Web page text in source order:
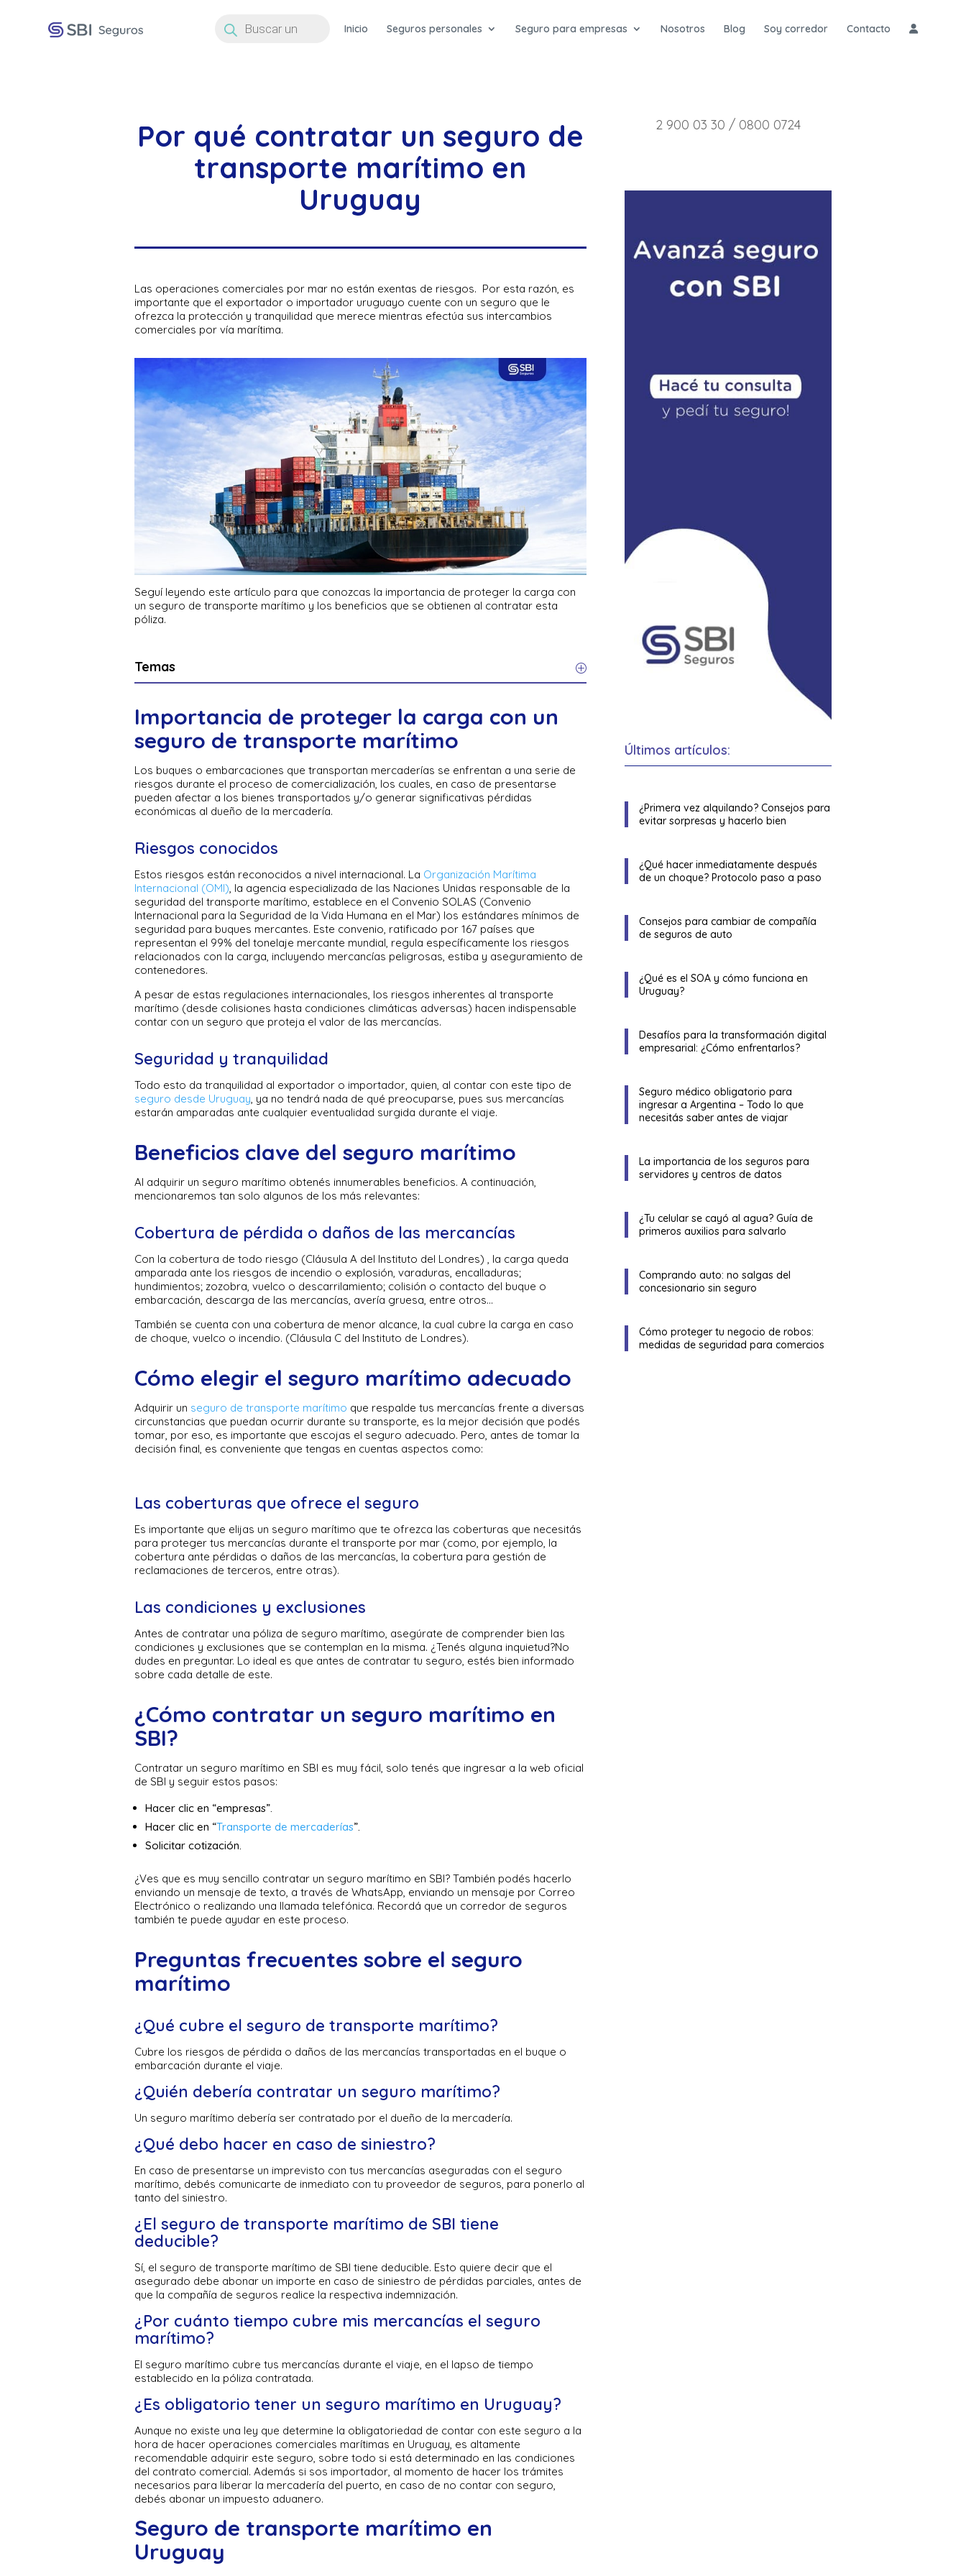
de
productos
Inicio Seguros personales Seguro para empresas Nosotros Blog Soy corredor Contacto
Por qué contratar un seguro de
transporte marítimo en
Uruguay
Las operaciones comerciales por mar no están exentas de riesgos. Por esta razón, es
importante que el exportador o importador uruguayo cuente con un seguro que le
ofrezca la protección y tranquilidad que merece mientras efectúa sus intercambios
comerciales por vía marítima.
Seguí leyendo este artículo para que conozcas la importancia de proteger la carga con
un seguro de transporte marítimo y los beneficios que se obtienen al contratar esta
póliza.
Temas
Importancia de proteger la carga con un
seguro de transporte marítimo
Los buques o embarcaciones que transportan mercaderías se enfrentan a una serie de
riesgos durante el proceso de comercialización, los cuales, en caso de presentarse
pueden afectar a los bienes transportados y/o generar significativas pérdidas
económicas al dueño de la mercadería.
Riesgos conocidos
Estos riesgos están reconocidos a nivel internacional. La Organización Marítima
Internacional (OMI), la agencia especializada de las Naciones Unidas responsable de la
seguridad del transporte marítimo, establece en el Convenio SOLAS (Convenio
Internacional para la Seguridad de la Vida Humana en el Mar) los estándares mínimos de
seguridad para buques mercantes. Este convenio, ratificado por 167 países que
representan el 99% del tonelaje mercante mundial, regula específicamente los riesgos
relacionados con la carga, incluyendo mercancías peligrosas, estiba y aseguramiento de
contenedores.
A pesar de estas regulaciones internacionales, los riesgos inherentes al transporte
marítimo (desde colisiones hasta condiciones climáticas adversas) hacen indispensable
contar con un seguro que proteja el valor de las mercancías.
Seguridad y tranquilidad
Todo esto da tranquilidad al exportador o importador, quien, al contar con este tipo de
seguro desde Uruguay, ya no tendrá nada de qué preocuparse, pues sus mercancías
estarán amparadas ante cualquier eventualidad surgida durante el viaje.
Beneficios clave del seguro marítimo
Al adquirir un seguro marítimo obtenés innumerables beneficios. A continuación,
mencionaremos tan solo algunos de los más relevantes:
Cobertura de pérdida o daños de las mercancías
Con la cobertura de todo riesgo (Cláusula A del Instituto del Londres) , la carga queda
amparada ante los riesgos de incendio o explosión, varaduras, encalladuras;
hundimientos; zozobra, vuelco o descarrilamiento; colisión o contacto del buque o
embarcación, descarga de las mercancías, avería gruesa, entre otros…
También se cuenta con una cobertura de menor alcance, la cual cubre la carga en caso
de choque, vuelco o incendio. (Cláusula C del Instituto de Londres).
Cómo elegir el seguro marítimo adecuado
Adquirir un seguro de transporte marítimo que respalde tus mercancías frente a diversas
circunstancias que puedan ocurrir durante su transporte, es la mejor decisión que podés
tomar, por eso, es importante que escojas el seguro adecuado. Pero, antes de tomar la
decisión final, es conveniente que tengas en cuentas aspectos como:
Las coberturas que ofrece el seguro
Es importante que elijas un seguro marítimo que te ofrezca las coberturas que necesitás
para proteger tus mercancías durante el transporte por mar (como, por ejemplo, la
cobertura ante pérdidas o daños de las mercancías, la cobertura para gestión de
reclamaciones de terceros, entre otras).
Las condiciones y exclusiones
Antes de contratar una póliza de seguro marítimo, asegúrate de comprender bien las
condiciones y exclusiones que se contemplan en la misma. ¿Tenés alguna inquietud?No
dudes en preguntar. Lo ideal es que antes de contratar tu seguro, estés bien informado
sobre cada detalle de este.
¿Cómo contratar un seguro marítimo en
SBI?
Contratar un seguro marítimo en SBI es muy fácil, solo tenés que ingresar a la web oficial
de SBI y seguir estos pasos:
Hacer clic en “empresas”.
Hacer clic en “Transporte de mercaderías”.
Solicitar cotización.
¿Ves que es muy sencillo contratar un seguro marítimo en SBI? También podés hacerlo
enviando un mensaje de texto, a través de WhatsApp, enviando un mensaje por Correo
Electrónico o realizando una llamada telefónica. Recordá que un corredor de seguros
también te puede ayudar en este proceso.
Preguntas frecuentes sobre el seguro
marítimo
¿Qué cubre el seguro de transporte marítimo?
Cubre los riesgos de pérdida o daños de las mercancías transportadas en el buque o
embarcación durante el viaje.
¿Quién debería contratar un seguro marítimo?
Un seguro marítimo debería ser contratado por el dueño de la mercadería.
¿Qué debo hacer en caso de siniestro?
En caso de presentarse un imprevisto con tus mercancías aseguradas con el seguro
marítimo, debés comunicarte de inmediato con tu proveedor de seguros, para ponerlo al
tanto del siniestro.
¿El seguro de transporte marítimo de SBI tiene
deducible?
Sí, el seguro de transporte marítimo de SBI tiene deducible. Esto quiere decir que el
asegurado debe abonar un importe en caso de siniestro de pérdidas parciales, antes de
que la compañía de seguros realice la respectiva indemnización.
¿Por cuánto tiempo cubre mis mercancías el seguro
marítimo?
El seguro marítimo cubre tus mercancías durante el viaje, en el lapso de tiempo
establecido en la póliza contratada.
¿Es obligatorio tener un seguro marítimo en Uruguay?
Aunque no existe una ley que determine la obligatoriedad de contar con este seguro a la
hora de hacer operaciones comerciales marítimas en Uruguay, es altamente
recomendable adquirir este seguro, sobre todo si está determinado en las condiciones
del contrato comercial. Además si sos importador, al momento de hacer los trámites
necesarios para liberar la mercadería del puerto, en caso de no contar con seguro,
debés abonar un impuesto aduanero.
Seguro de transporte marítimo en
Uruguay
2 900 03 30 / 0800 0724
Últimos artículos:
¿Primera vez alquilando? Consejos para
evitar sorpresas y hacerlo bien
¿Qué hacer inmediatamente después
de un choque? Protocolo paso a paso
Consejos para cambiar de compañía
de seguros de auto
¿Qué es el SOA y cómo funciona en
Uruguay?
Desafíos para la transformación digital
empresarial: ¿Cómo enfrentarlos?
Seguro médico obligatorio para
ingresar a Argentina – Todo lo que
necesitás saber antes de viajar
La importancia de los seguros para
servidores y centros de datos
¿Tu celular se cayó al agua? Guía de
primeros auxilios para salvarlo
Comprando auto: no salgas del
concesionario sin seguro
Cómo proteger tu negocio de robos:
medidas de seguridad para comercios